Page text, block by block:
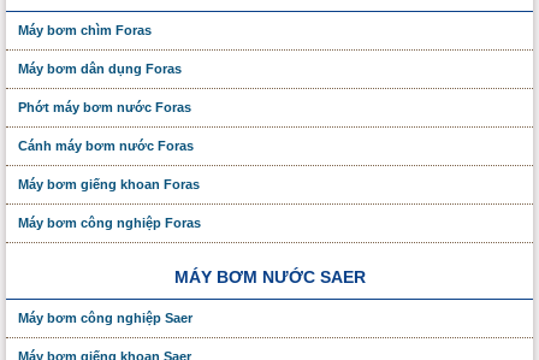
Máy bơm chìm Foras
Máy bơm dân dụng Foras
Phớt máy bơm nước Foras
Cánh máy bơm nước Foras
Máy bơm giếng khoan Foras
Máy bơm công nghiệp Foras
MÁY BƠM NƯỚC SAER
Máy bơm công nghiệp Saer
Máy bơm giếng khoan Saer